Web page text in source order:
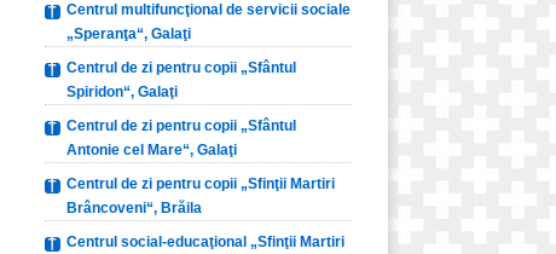
Centrul multifuncţional de servicii sociale
„Speranţa“, Galaţi
Centrul de zi pentru copii „Sfântul
Spiridon“, Galaţi
Centrul de zi pentru copii „Sfântul
Antonie cel Mare“, Galaţi
Centrul de zi pentru copii „Sfinţii Martiri
Brâncoveni“, Brăila
Centrul social-educaţional „Sfinţii Martiri